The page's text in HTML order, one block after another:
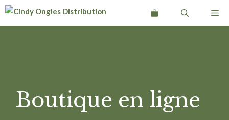
Aller
Boutique en ligne